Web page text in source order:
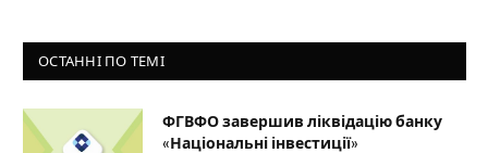
ОСТАННІ ПО ТЕМІ
ФГВФО завершив ліквідацію банку
«Національні інвестиції»